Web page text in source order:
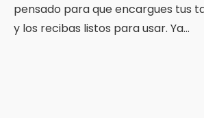
pensado para que encargues tus
y los recibas listos para usar. Ya…